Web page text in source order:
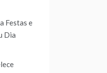
Festas e
Dia